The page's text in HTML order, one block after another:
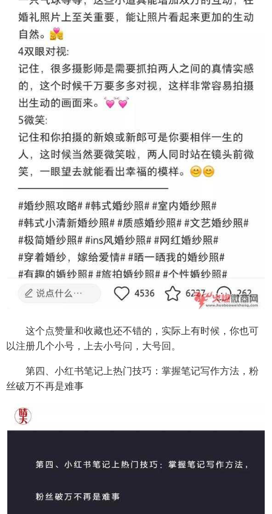
这个点赞量和收藏也还不错的，实际上有时候，你也可
以注册几个小号，上去小号问，大号回。
第四、小红书笔记上热门技巧：掌握笔记写作方法，粉
丝破万不再是难事